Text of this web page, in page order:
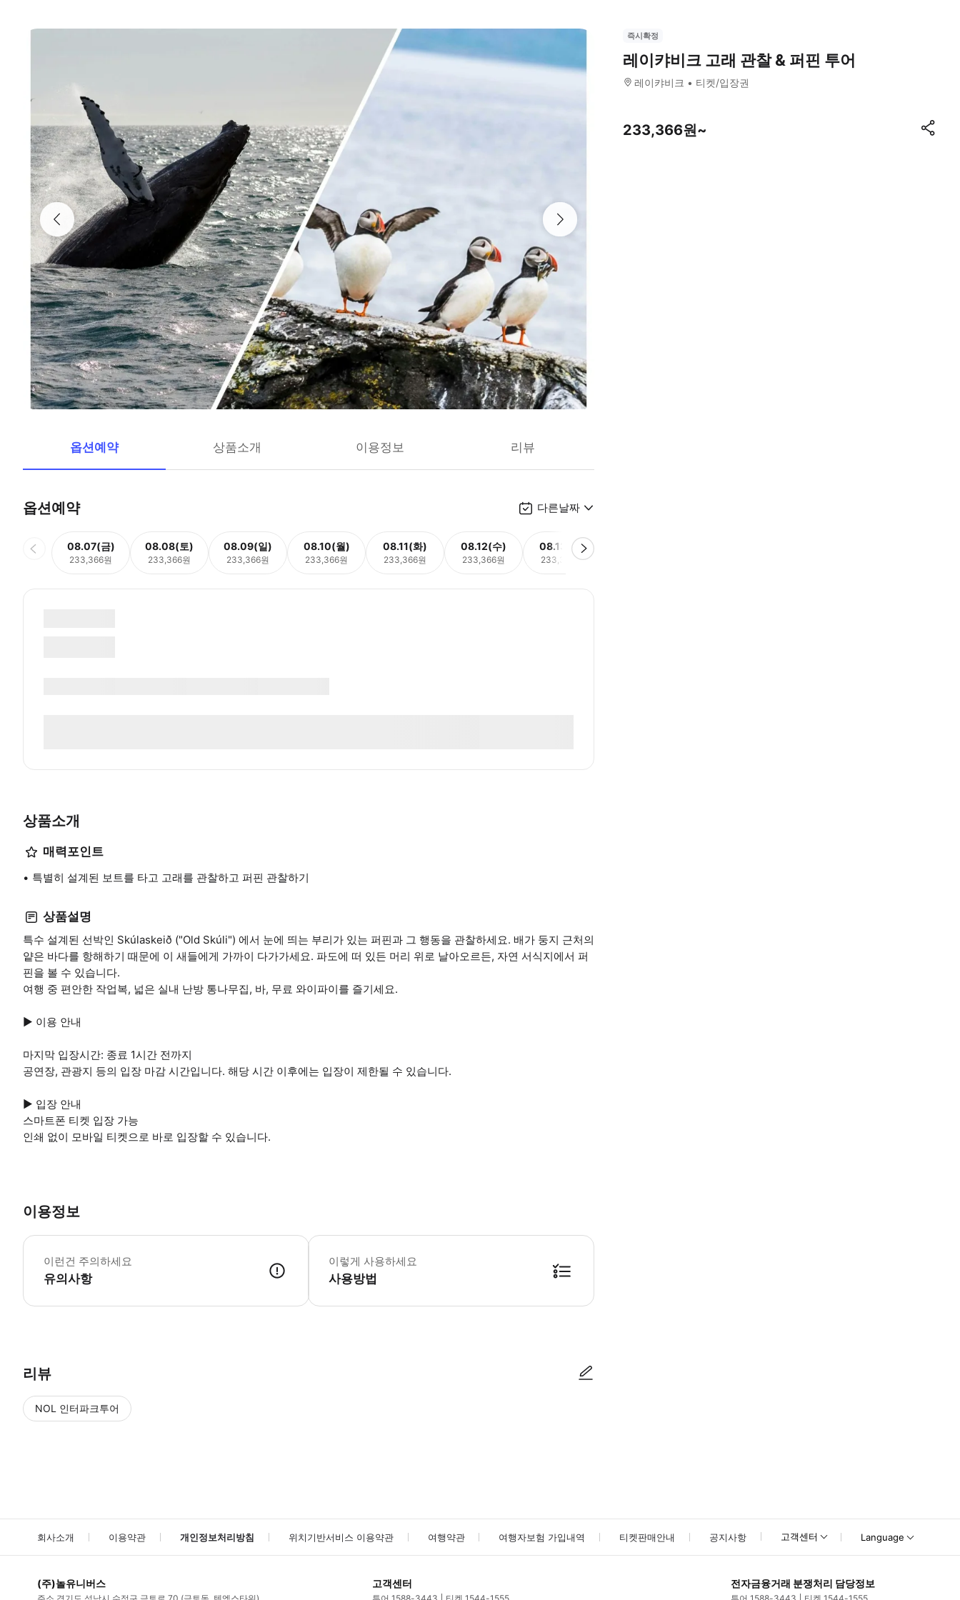
옵션예약 상품소개 이용정보 리뷰
옵션예약 다른날짜
08.07(금)
233,366원
08.08(토)
233,366원
08.09(일)
233,366원
08.10(월)
233,366원
08.11(화)
233,366원
08.12(수)
233,366원
08.13(목)
233,366원
상품소개
매력포인트
특별히 설계된 보트를 타고 고래를 관찰하고 퍼핀 관찰하기
상품설명
특수 설계된 선박인 Skúlaskeið ("Old Skúli") 에서 눈에 띄는 부리가 있는 퍼핀과 그 행동을 관찰하세요. 배가 둥지 근처의
얕은 바다를 항해하기 때문에 이 새들에게 가까이 다가가세요. 파도에 떠 있든 머리 위로 날아오르든, 자연 서식지에서 퍼
핀을 볼 수 있습니다.
여행 중 편안한 작업복, 넓은 실내 난방 통나무집, 바, 무료 와이파이를 즐기세요.
▶ 이용 안내
마지막 입장시간: 종료 1시간 전까지
공연장, 관광지 등의 입장 마감 시간입니다. 해당 시간 이후에는 입장이 제한될 수 있습니다.
▶ 입장 안내
스마트폰 티켓 입장 가능
인쇄 없이 모바일 티켓으로 바로 입장할 수 있습니다.
이용정보
이런건 주의하세요
유의사항
▶ 꼭 알아두세요 * 고래 관찰은 기상 조건에 따라 달라지는 자연스러운 활동입니다. * 화장실 시설을 갖춘 온수 실내 통나무집 이용 가능 ▶ 체크리스트
이렇게 사용하세요
사용방법
리뷰
NOL 인터파크투어
즉시확정
레이캬비크 고래 관찰 & 퍼핀 투어
레이캬비크 티켓/입장권
233,366원~
회사소개 이용약관 개인정보처리방침 위치기반서비스 이용약관 여행약관 여행자보험 가입내역 티켓판매안내 공지사항 고객센터 Language
(주)놀유니버스 고객센터 전자금융거래 분쟁처리 담당정보